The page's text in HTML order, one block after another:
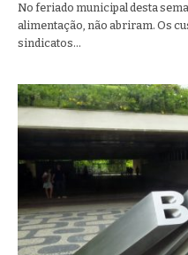
No feriado municipal desta
alimentação, não abriram. Os
sindicatos…